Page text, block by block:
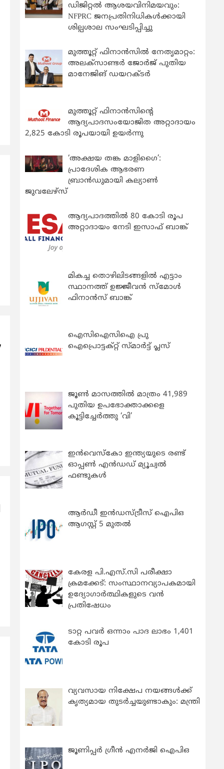
ഡിജിറ്റൽ ആശയവിനിമയവും:
NFPRC ജനപ്രതിനിധികൾക്കായി
ശില്പശാല സംഘടിപ്പിച്ചു
മുത്തൂറ്റ് ഫിനാൻസിൽ നേതൃമാറ്റം:
അലക്സാണ്ടർ ജോർജ് പുതിയ
മാനേജിങ് ഡയറക്ടർ
മുത്തൂറ്റ് ഫിനാൻസിന്റെ
ആദ്യപാദസംയോജിത അറ്റാദായം
2,825 കോടി രൂപയായി ഉയർന്നു
‘അക്ഷയ തങ്ക മാളിഗൈ’:
പ്രാദേശിക ആഭരണ
ബ്രാന്‍ഡുമായി കല്യാണ്‍
ജുവലേഴ്‌സ്
ആദ്യപാദത്തിൽ 80 കോടി രൂപ
അറ്റാദായം നേടി ഇസാഫ് ബാങ്ക്
മികച്ച തൊഴിലിടങ്ങളിൽ എട്ടാം
സ്ഥാനത്ത് ഉജ്ജീവൻ സ്മോൾ
ഫിനാൻസ് ബാങ്ക്
ഐസിഐസിഐ പ്രു
ഐപ്രൊട്ടക്റ്റ് സ്മാർട്ട് പ്ലസ്
ജൂൺ മാസത്തിൽ മാത്രം 41,989
പുതിയ ഉപഭോക്താക്കളെ
കൂട്ടിച്ചേർത്തു ‘വി’
ഇന്‍വെസ്കോ ഇന്ത്യയുടെ രണ്ട്
ഓപ്പണ്‍ എന്‍ഡഡ് മ്യൂച്വല്‍
ഫണ്ടുകള്‍
ആർഡീ ഇൻഡസ്ട്രീസ് ഐപിഒ
ആഗസ്റ്റ് 5 മുതൽ
കേരള പി.എസ്.സി പരീക്ഷാ
ക്രമക്കേട്: സംസ്ഥാനവ്യാപകമായി
ഉദ്യോഗാര്‍ത്ഥികളുടെ വന്‍
പ്രതിഷേധം
ടാറ്റ പവർ ഒന്നാം പാദ ലാഭം 1,401
കോടി രൂപ
വ്യവസായ നിക്ഷേപ നയങ്ങള്‍ക്ക്
കൃത്യമായ തുടര്‍ച്ചയുണ്ടാകും: മന്ത്രി
ജൂണിപ്പർ ഗ്രീൻ എനർജി ഐപിഒ